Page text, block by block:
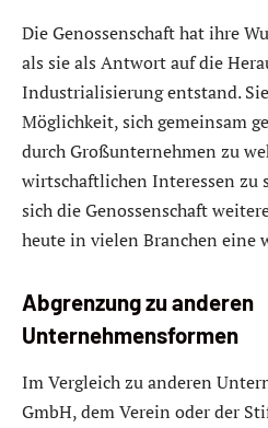
Die Genossenschaft hat ihre
als sie als Antwort auf die
Industrialisierung entstand.
Möglichkeit, sich gemeinsam
durch Großunternehmen zu
wirtschaftlichen Interessen zu
sich die Genossenschaft
heute in vielen Branchen eine
Abgrenzung zu anderen
Unternehmensformen
Im Vergleich zu anderen
GmbH, dem Verein oder der